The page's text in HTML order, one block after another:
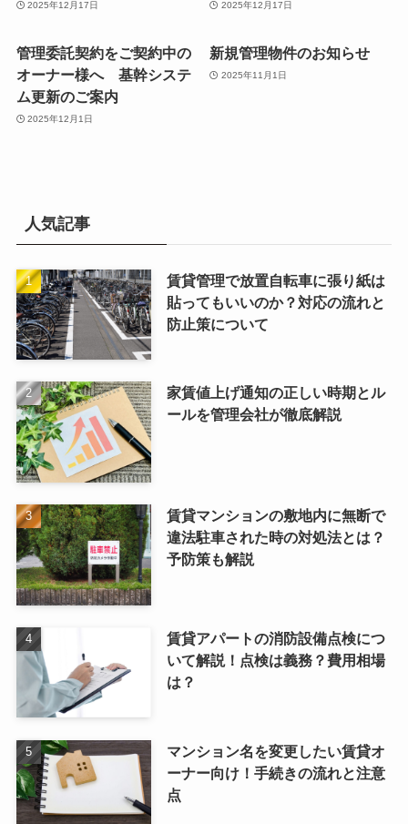
2025年12月17日 2025年12月17日
管理委託契約をご契約中の
オーナー様へ 基幹システ
ム更新のご案内
2025年12月1日
新規管理物件のお知らせ
2025年11月1日
人気記事
賃貸管理で放置自転車に張り紙は
貼ってもいいのか？対応の流れと
防止策について
家賃値上げ通知の正しい時期とル
ールを管理会社が徹底解説
賃貸マンションの敷地内に無断で
違法駐車された時の対処法とは？
予防策も解説
賃貸アパートの消防設備点検につ
いて解説！点検は義務？費用相場
は？
マンション名を変更したい賃貸オ
ーナー向け！手続きの流れと注意
点